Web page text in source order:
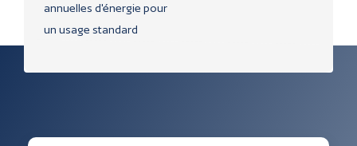
annuelles d'énergie pour
un usage standard